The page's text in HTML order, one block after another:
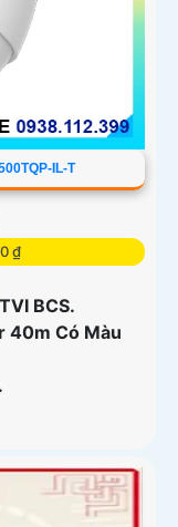
IL-T
₫
BCS.
40m Có Màu